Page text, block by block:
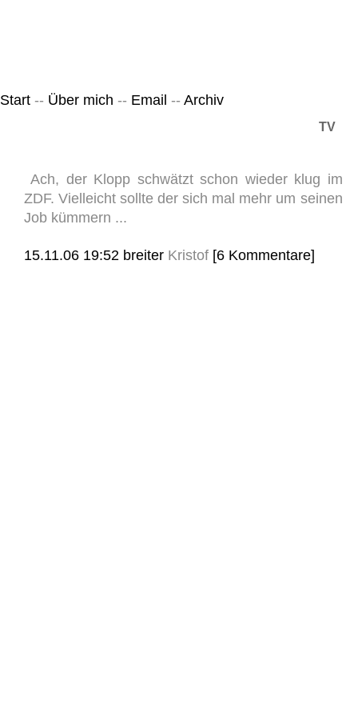
Start -- Über mich -- Email -- Archiv
TV
Ach, der Klopp schwätzt schon wieder klug im
ZDF. Vielleicht sollte der sich mal mehr um seinen
Job kümmern ...
15.11.06 19:52 breiter Kristof [6 Kommentare]